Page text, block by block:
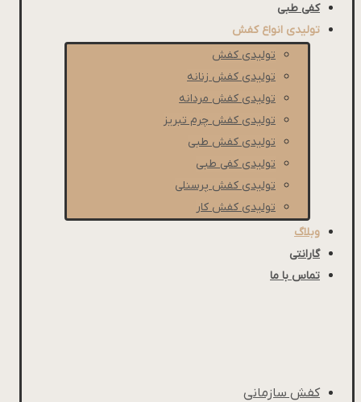
کفی طبی
تولیدی انواع کفش
تولیدی کفش
تولیدی کفش زنانه
تولیدی کفش مردانه
تولیدی کفش چرم تبریز
تولیدی کفش طبی
تولیدی کفی طبی
تولیدی کفش پرسنلی
تولیدی کفش کار
وبلاگ
گارانتی
تماس با ما
کفش سازمانی